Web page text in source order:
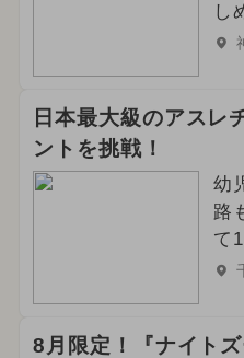
し
日本最大級のアスレ
ントを挑戦！
幼
路
て
8月限定！『ナイト